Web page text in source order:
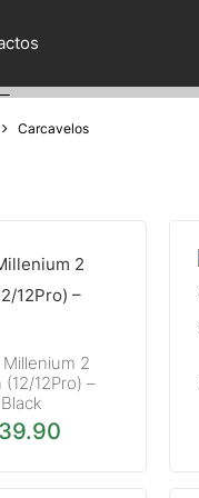
Carcavelos
2
(12/12Pro) –
Black
39.90